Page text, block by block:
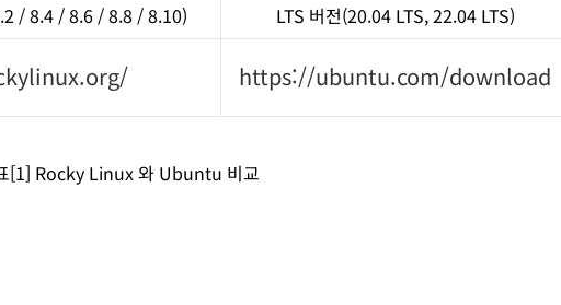
/ 8.4 / 8.6 / 8.8 / 8.10)
LTS 버전(20.04 LTS, 22.04 LTS)
https://ubuntu.com/download
[1] Rocky Linux 와 Ubuntu 비교